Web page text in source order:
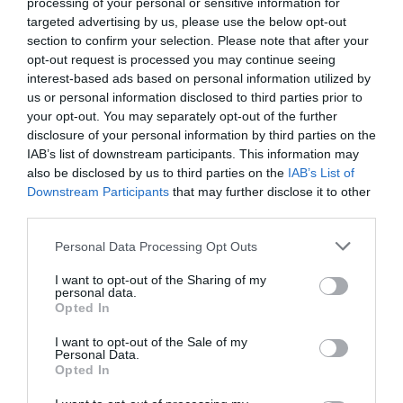
targeted advertising by us, please use the below opt-out
section to confirm your selection. Please note that after your
opt-out request is processed you may continue seeing
interest-based ads based on personal information utilized by
us or personal information disclosed to third parties prior to
your opt-out. You may separately opt-out of the further
disclosure of your personal information by third parties on the
IAB’s list of downstream participants. This information may
also be disclosed by us to third parties on the IAB’s List of
Downstream Participants that may further disclose it to other
Personal Data Processing Opt Outs
I want to opt-out of the Sharing of my
personal data.
Opted In
I want to opt-out of the Sale of my
Personal Data.
Opted In
preguntes que suposin reptes per als més joves i
que requereixin una resposta reflexiva,
respostes que una IA no pot presentar. Això
esdevindria en el foment d'un pensament crític a
les aules, ja que els alumnes haurien de proposar
respostes als reptes plantejats amb un valor
afegit que la tecnologia no ens pot oferir, unes
respostes més creatives i enginyoses.
Les respostes que ofereix
ChatGPT tenen una
mancança d'empatia en la
construcció dels seus
missatges, i això és un tret